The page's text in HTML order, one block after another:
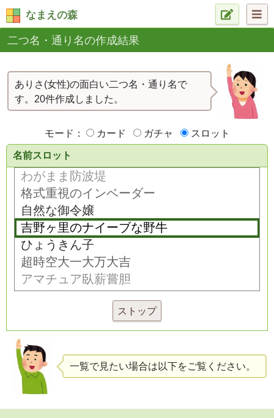
なまえの森
二つ名・通り名の作成結果
ありさ(女性)の面白い二つ名・通り名で
す。20件作成しました。
モード： カード ガチャ スロット
名前スロット
ストップ
一覧で見たい場合は以下をご覧ください。